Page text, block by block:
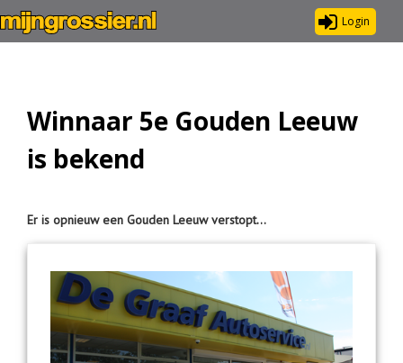
Login
Winnaar 5e Gouden Leeuw
is bekend
Er is opnieuw een Gouden Leeuw verstopt…